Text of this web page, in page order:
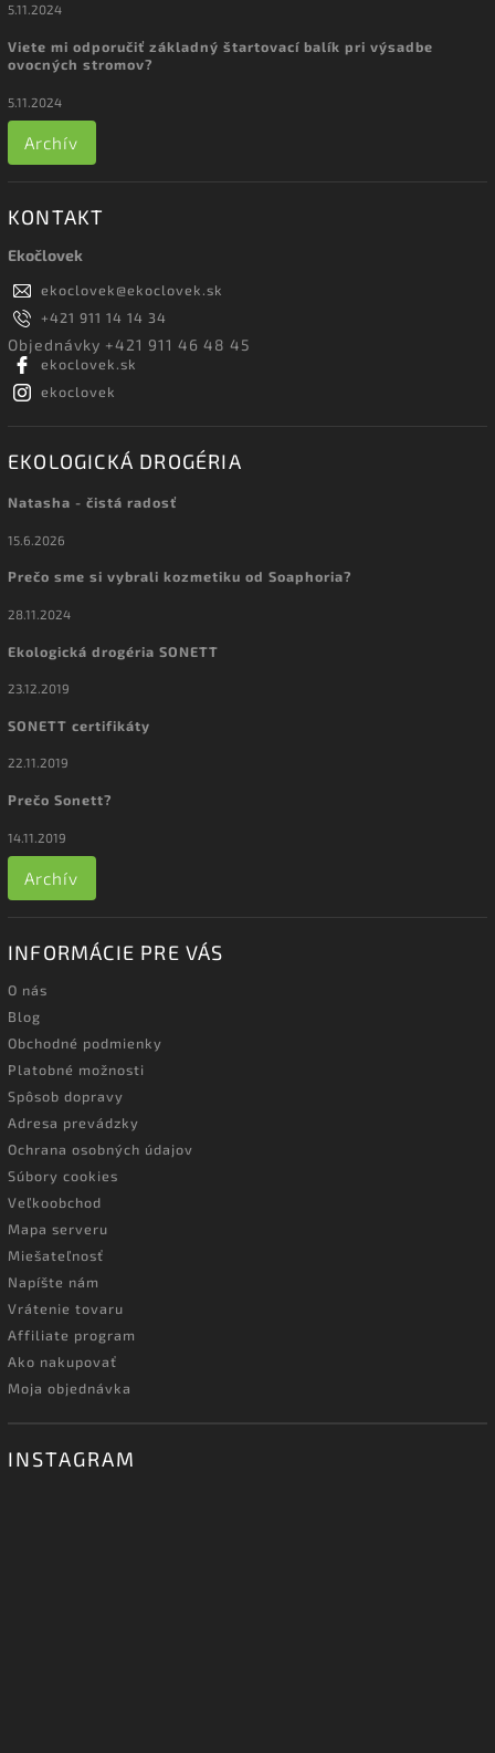
5.11.2024
Viete mi odporučiť základný štartovací balík pri výsadbe
ovocných stromov?
5.11.2024
Archív
KONTAKT
Ekočlovek
ekoclovek@ekoclovek.sk
+421 911 14 14 34
Objednávky +421 911 46 48 45
ekoclovek.sk
ekoclovek
EKOLOGICKÁ DROGÉRIA
Natasha - čistá radosť
15.6.2026
Prečo sme si vybrali kozmetiku od Soaphoria?
28.11.2024
Ekologická drogéria SONETT
23.12.2019
SONETT certifikáty
22.11.2019
Prečo Sonett?
14.11.2019
Archív
INFORMÁCIE PRE VÁS
O nás
Blog
Obchodné podmienky
Platobné možnosti
Spôsob dopravy
Adresa prevádzky
Ochrana osobných údajov
Súbory cookies
Veľkoobchod
Mapa serveru
Miešateľnosť
Napíšte nám
Vrátenie tovaru
Affiliate program
Ako nakupovať
Moja objednávka
INSTAGRAM